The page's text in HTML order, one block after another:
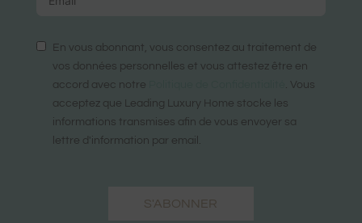
En vous abonnant, vous consentez au traitement de
vos données personnelles et vous attestez être en
accord avec notre
. Vous
acceptez que Leading Luxury Home stocke les
informations transmises afin de vous envoyer sa
lettre d'information par email.
S'ABONNER